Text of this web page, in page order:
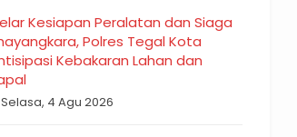
Kesiapan Peralatan dan Siaga
Polres Tegal Kota
Kebakaran Lahan dan
Selasa, 4 Agu 2026